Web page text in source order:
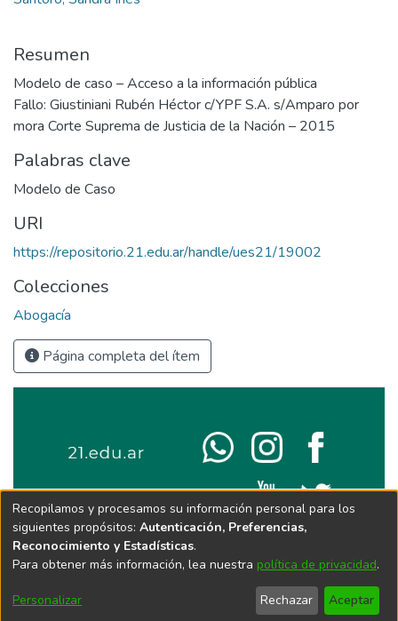
Resumen
Modelo de caso – Acceso a la información pública
Fallo: Giustiniani Rubén Héctor c/YPF S.A. s/Amparo por
mora Corte Suprema de Justicia de la Nación – 2015
Palabras clave
Modelo de Caso
URI
https://repositorio.21.edu.ar/handle/ues21/19002
Colecciones
Abogacía
Página completa del ítem
Recopilamos y procesamos su información personal para los
siguientes propósitos: Autenticación, Preferencias,
Reconocimiento y Estadísticas.
Para obtener más información, lea nuestra política de privacidad.
Personalizar Rechazar Aceptar